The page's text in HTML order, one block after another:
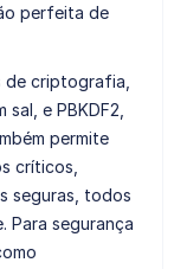
perfeita de
de criptografia,
e PBKDF2,
permite
críticos,
seguras, todos
Para segurança